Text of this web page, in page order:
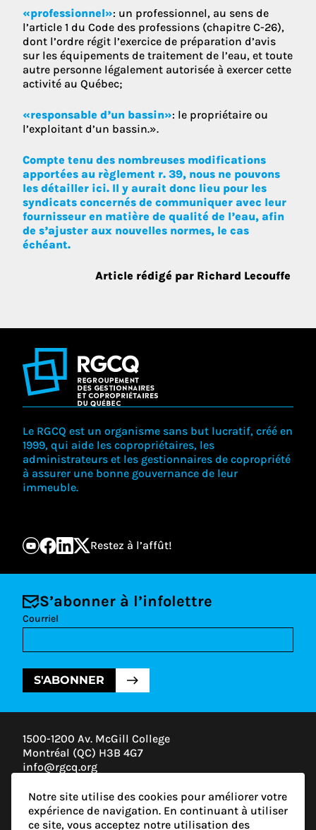
«professionnel»: un professionnel, au sens de
l’article 1 du Code des professions (chapitre C-26),
dont l’ordre régit l’exercice de préparation d’avis
sur les équipements de traitement de l’eau, et toute
autre personne légalement autorisée à exercer cette
activité au Québec;
«responsable d’un bassin»: le propriétaire ou
l’exploitant d’un bassin.».
Compte tenu des nombreuses modifications
apportées au règlement r. 39, nous ne pouvons
les détailler ici. Il y aurait donc lieu pour les
syndicats concernés de communiquer avec leur
fournisseur en matière de qualité de l’eau, afin
de s’ajuster aux nouvelles normes, le cas
échéant.
Article rédigé par Richard Lecouffe
Notre site utilise des cookies pour améliorer votre
expérience de navigation. En continuant à utiliser
ce site, vous acceptez notre utilisation des
Le RGCQ est un organisme sans but lucratif, créé en
1999, qui aide les copropriétaires, les
administrateurs et les gestionnaires de copropriété
à assurer une bonne gouvernance de leur
immeuble.
Restez à l’affût!
S’abonner à l’infolettre
Courriel
S'ABONNER
1500-1200 Av. McGill College
Montréal (QC) H3B 4G7
info@rgcq.org
MONTRÉAL
QUÉBEC